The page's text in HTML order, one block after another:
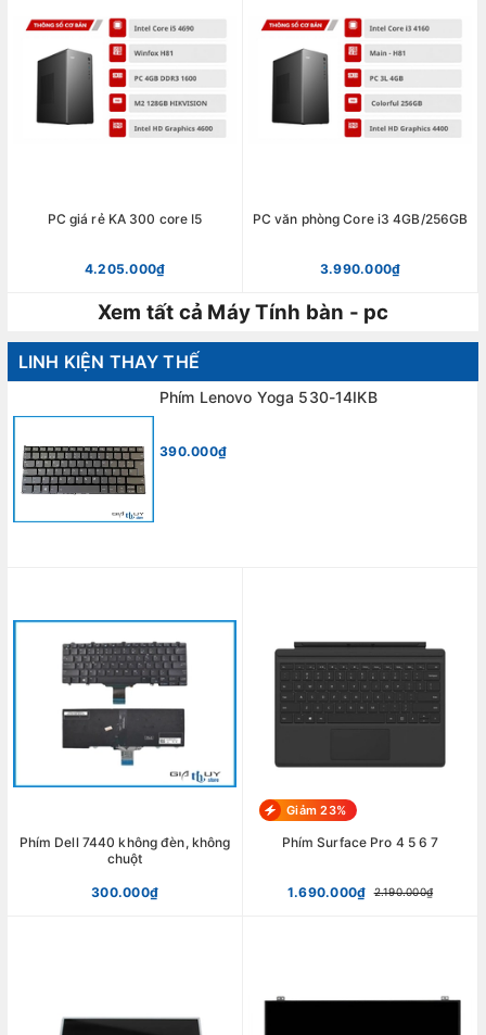
PC giá rẻ KA 300 core I5
4.205.000₫
PC văn phòng Core i3 4GB/256GB
3.990.000₫
Xem tất cả Máy Tính bàn - pc
LINH KIỆN THAY THẾ
Phím Lenovo Yoga 530-14IKB
390.000₫
Phím Dell 7440 không đèn, không
chuột
300.000₫
Giảm 23%
Phím Surface Pro 4 5 6 7
1.690.000₫ 2.190.000₫